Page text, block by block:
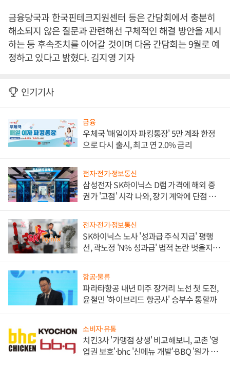
금융당국과 한국핀테크지원센터 등은 간담회에서 충분히
해소되지 않은 질문과 관련해선 구체적인 해결 방안을 제시
하는 등 후속조치를 이어갈 것이며 다음 간담회는 9월로 예
정하고 있다고 밝혔다. 김지영 기자
인기기사
금융
우체국 '매일이자 파킹통장' 5만 계좌 한정
으로 다시 출시, 최고 연 2.0% 금리
전자·전기·정보통신
삼성전자 SK하이닉스 D램 가격에 해외 증
권가 '고점' 시각 나와, 장기 계약에 단점 부
전자·전기·정보통신
SK하이닉스 노사 '성과급 주식 지급' 평행
선, 곽노정 'N% 성과급' 법적 논란 벗을지 주
항공·물류
파라타항공 내년 미주 장거리 노선 첫 도전,
윤철민 '하이브리드 항공사' 승부수 통할까
소비자·유통
치킨3사 '가맹점 상생' 비교해보니, 교촌 '영
업권 보호'·bhc '신메뉴 개발'·BBQ '원가 부